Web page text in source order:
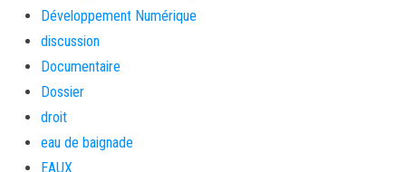
Développement Numérique
discussion
Documentaire
Dossier
droit
eau de baignade
EAUX